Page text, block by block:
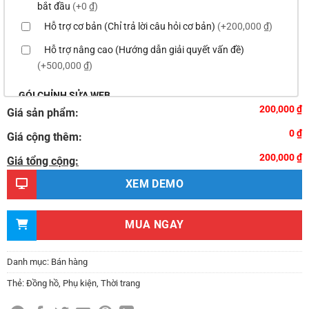
bắt đầu (+0 ₫)
Hỗ trợ cơ bản (Chỉ trả lời câu hỏi cơ bản) (+200,000 ₫)
Hỗ trợ nâng cao (Hướng dẫn giải quyết vấn đề)
(+500,000 ₫)
GÓI CHỈNH SỬA WEB
Thay logo & thông tin doanh nghiệp
Đổi màu chủ đạo của theme theo tông màu của logo
(+200,000 ₫)
Sửa danh mục và sắp xếp lại thanh menu chuẩn
Thay đổi bố cục trang chủ (đơn giản)(+500,000 ₫)
Thiết kế 2 banner chạy ở slider chính
Thay đổi màu sắc toàn bộ site theo yêu cầu
Giá sản phẩm: 200,000 ₫
Giá cộng thêm: 0 ₫
Giá tổng cộng: 200,000 ₫
XEM DEMO
MUA NGAY
Danh mục: Bán hàng
Thẻ: Đồng hồ Phụ kiện Thời trang